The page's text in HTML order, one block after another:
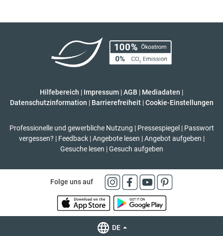
Hilfebereich | Impressum |AGB | Mediadaten |
Datenschutzinformation | Barrierefreiheit | Cookie-Einstellungen
Professionelle und gewerbliche Nutzung | Pressespiegel | Passwort
vergessen? | Feedback | Angebote lesen | Angebot aufgeben |
Gesuche lesen | Gesuch aufgeben
Folge uns auf
DE